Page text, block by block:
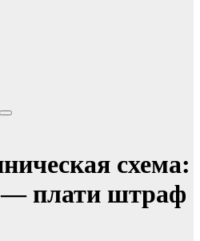
схема:
— плати штраф